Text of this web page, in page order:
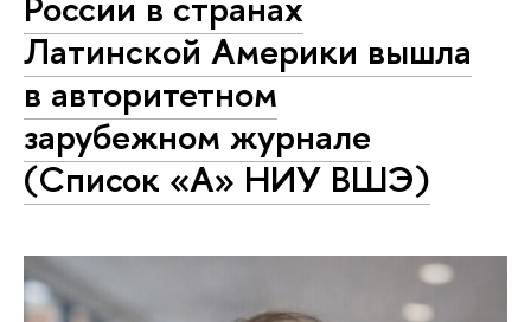
Латинской Америки вышла
в авторитетном
зарубежном журнале
(Список «А» НИУ ВШЭ)